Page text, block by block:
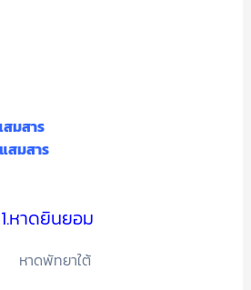
สมสาร
สมสาร
1.หาดยินยอม